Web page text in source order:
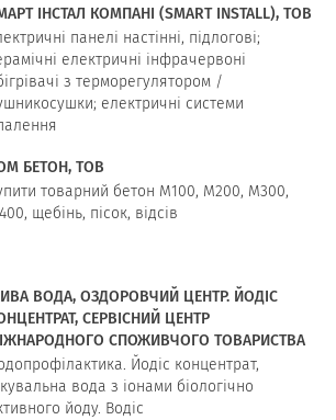
ІНСТАЛ КОМПАНІ (SMART INSTALL), ТОВ
панелі настінні, підлогові;
електричні інфрачервоні
з терморегулятором /
електричні системи
БЕТОН, ТОВ
товарний бетон М100, М200, М300,
щебінь, пісок, відсів
ВОДА, ОЗДОРОВЧИЙ ЦЕНТР. ЙОДІС
СЕРВІСНИЙ ЦЕНТР
СПОЖИВЧОГО ТОВАРИСТВА
Йодіс концентрат,
вода з іонами біологічно
йоду. Водіс